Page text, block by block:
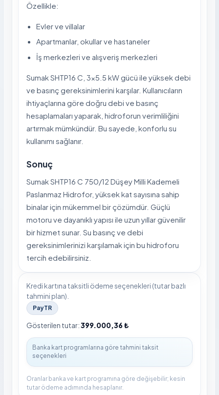
Özellikle:
Evler ve villalar
Apartmanlar, okullar ve hastaneler
İş merkezleri ve alışveriş merkezleri
Sumak SHTP16 C, 3x5.5 kW gücü ile yüksek debi
ve basınç gereksinimlerini karşılar. Kullanıcıların
ihtiyaçlarına göre doğru debi ve basınç
hesaplamaları yaparak, hidroforun verimliliğini
artırmak mümkündür. Bu sayede, konforlu su
kullanımı sağlanır.
Sonuç
Sumak SHTP16 C 750/12 Düşey Milli Kademeli
Paslanmaz Hidrofor, yüksek kat sayısına sahip
binalar için mükemmel bir çözümdür. Güçlü
motoru ve dayanıklı yapısı ile uzun yıllar güvenilir
bir hizmet sunar. Su basınç ve debi
gereksinimlerinizi karşılamak için bu hidroforu
tercih edebilirsiniz.
Kredi kartına taksitli ödeme seçenekleri (tutar bazlı
tahmini plan).
PayTR
Gösterilen tutar:399.000,36 ₺
Oranlar banka ve kart programına göre değişebilir; kesin
tutar ödeme adımında hesaplanır.